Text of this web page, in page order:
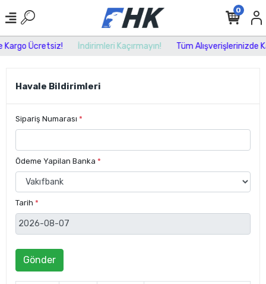
Kargo Ücretsiz! İndirimleri Kaçırmayın! Tüm Alışverişlerinizde
0
Havale Bildirimleri
Sipariş Numarası *
Ödeme Yapilan Banka *
Tarih *
Gönder